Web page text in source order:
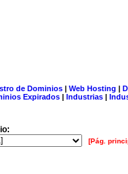
de Dominios| Web Hosting |
Expirados | Industrias |
[Pág.